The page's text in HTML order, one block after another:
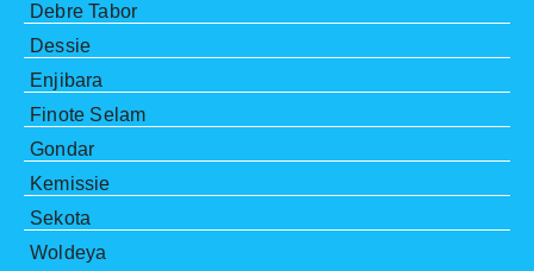
Debre Tabor
Dessie
Enjibara
Finote Selam
Gondar
Kemissie
Sekota
Woldeya